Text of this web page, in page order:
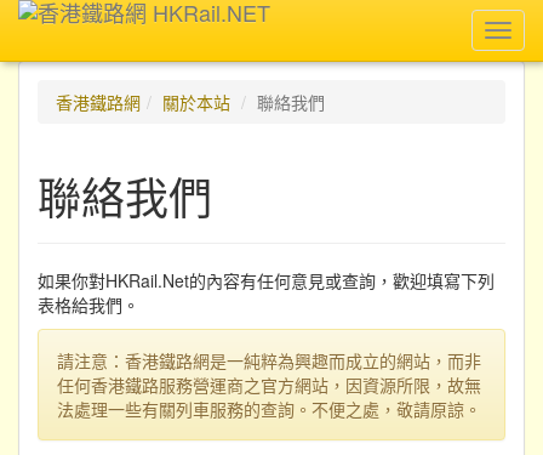
香港鐵路網
關於本站 聯絡我們
聯絡我們
如果你對HKRail.Net的內容有任何意見或查詢，歡迎填寫下列
表格給我們。
請注意：香港鐵路網是一純粹為興趣而成立的網站，而非
任何香港鐵路服務營運商之官方網站，因資源所限，故無
法處理一些有關列車服務的查詢。不便之處，敬請原諒。